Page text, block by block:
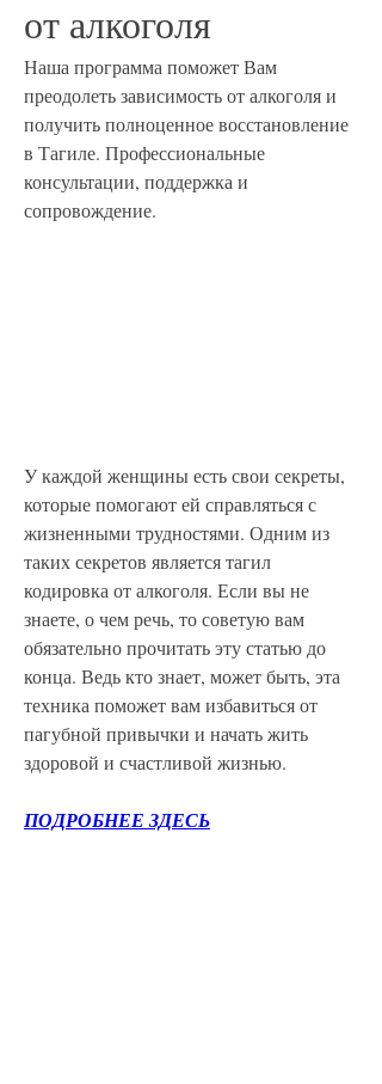
от алкоголя
Наша программа поможет Вам
преодолеть зависимость от алкоголя и
получить полноценное восстановление
в Тагиле. Профессиональные
консультации, поддержка и
сопровождение.
У каждой женщины есть свои секреты,
которые помогают ей справляться с
жизненными трудностями. Одним из
таких секретов является тагил
кодировка от алкоголя. Если вы не
знаете, о чем речь, то советую вам
обязательно прочитать эту статью до
конца. Ведь кто знает, может быть, эта
техника поможет вам избавиться от
пагубной привычки и начать жить
здоровой и счастливой жизнью.
ПОДРОБНЕЕ ЗДЕСЬ